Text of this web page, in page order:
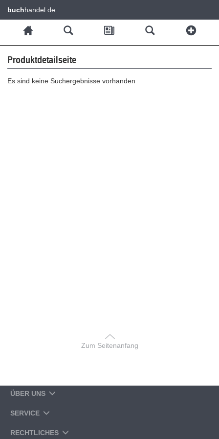
buchhandel.de
Produktdetailseite
Es sind keine Suchergebnisse vorhanden
Zum Seitenanfang
ÜBER UNS
SERVICE
RECHTLICHES